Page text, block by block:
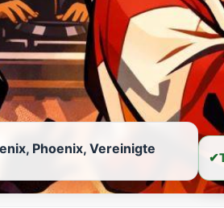
Phoenix, Vereinigte
✔